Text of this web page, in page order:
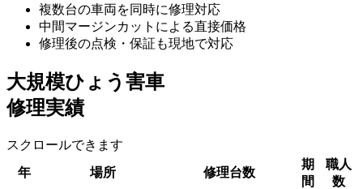
複数台の車両を同時に修理対応
中間マージンカットによる直接価格
修理後の点検・保証も現地で対応
大規模ひょう害車
修理実績
スクロールできます
年
場所 修理台数
期
間
職人
数